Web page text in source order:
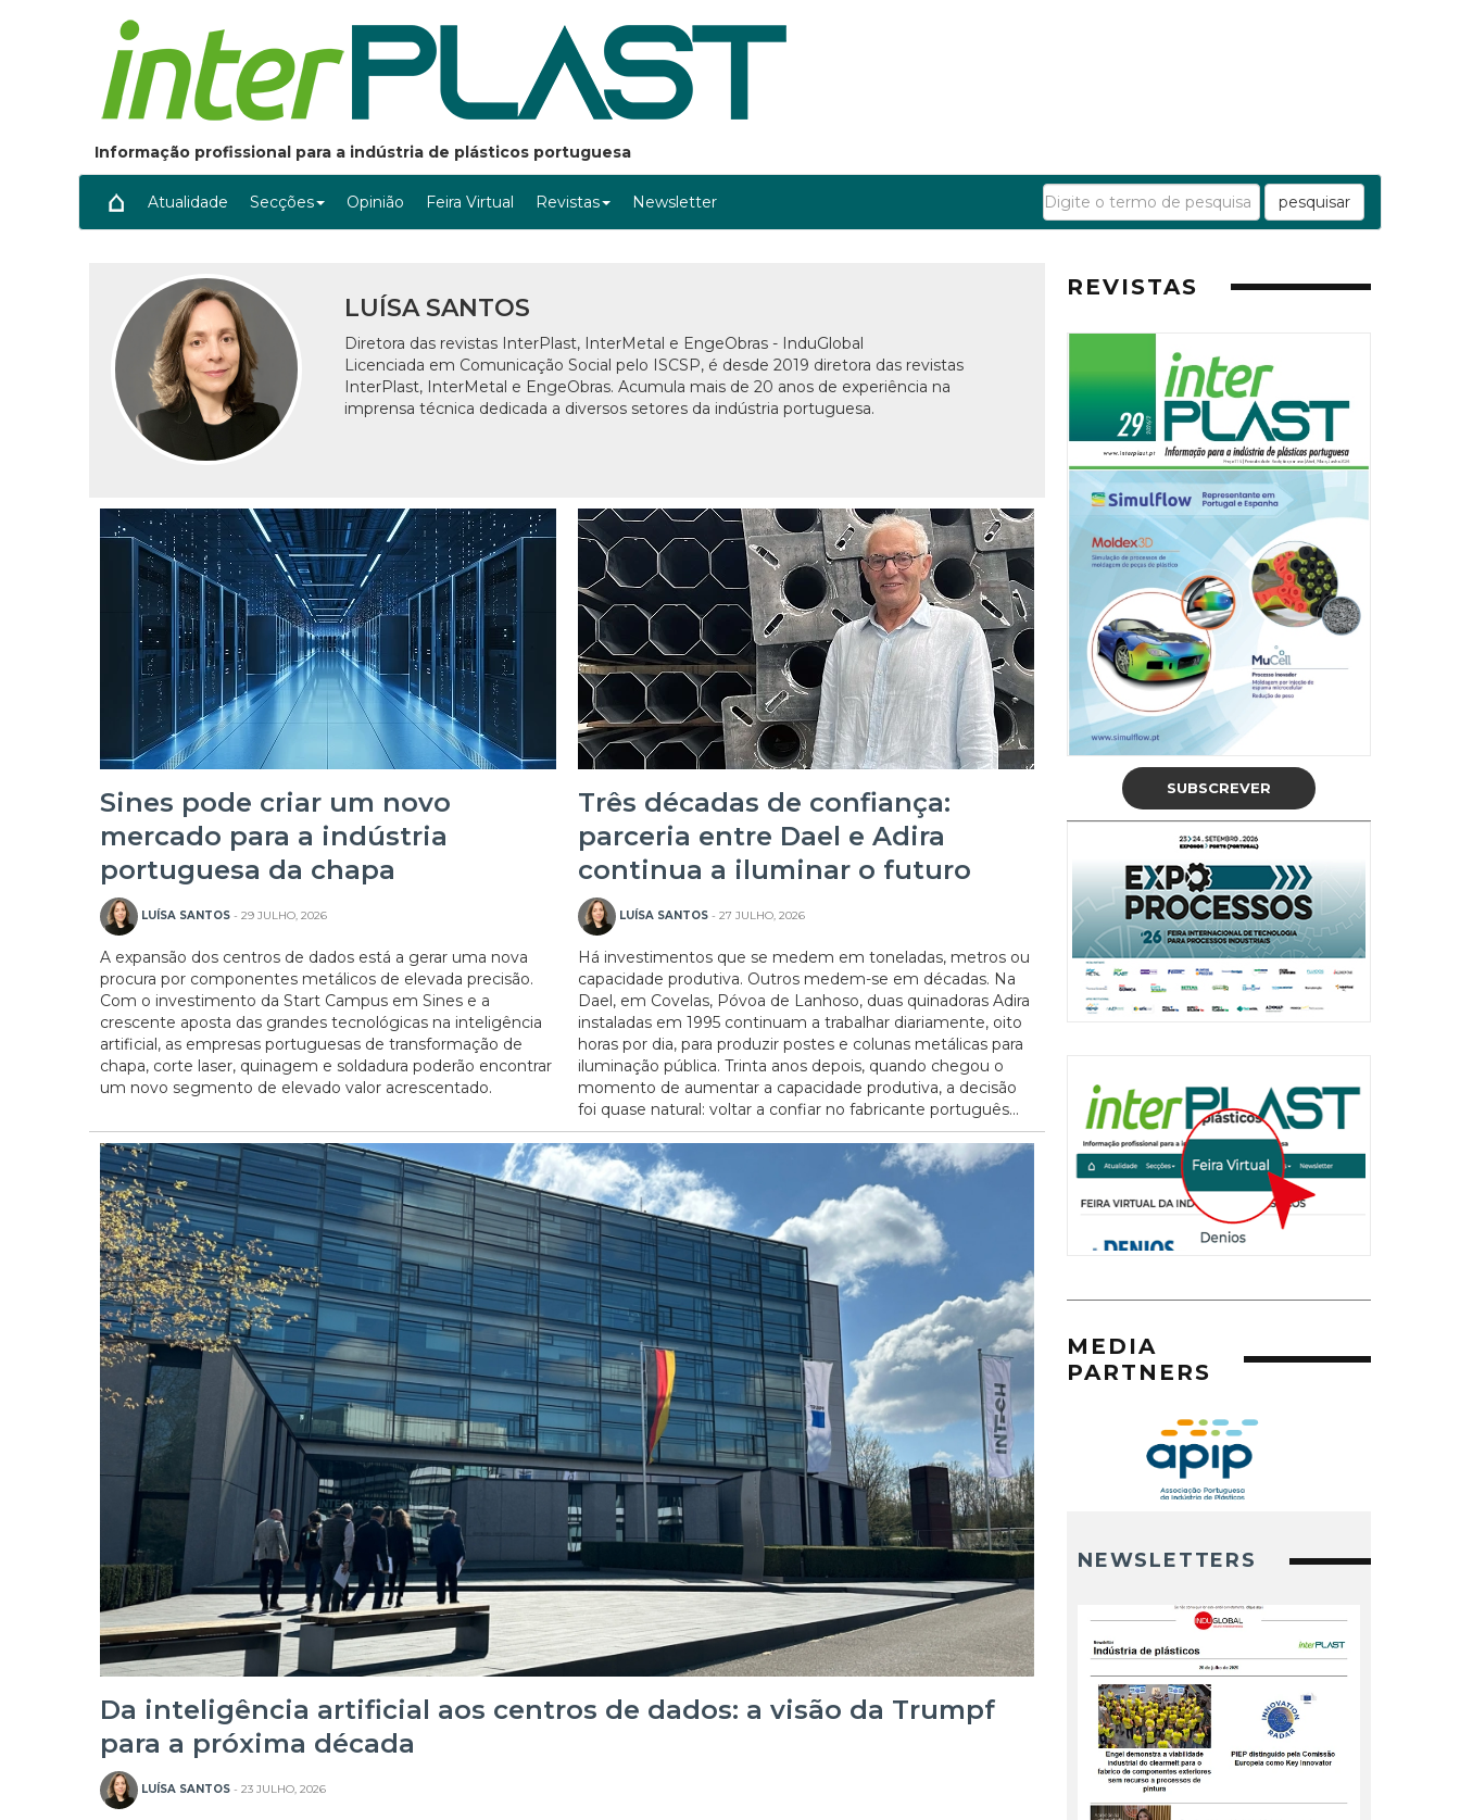
Informação profissional para a indústria de plásticos portuguesa
Atualidade Secções Opinião Feira Virtual Revistas Newsletter pesquisar
LUÍSA SANTOS
Diretora das revistas InterPlast, InterMetal e EngeObras - InduGlobal
Licenciada em Comunicação Social pelo ISCSP, é desde 2019 diretora das revistas
InterPlast, InterMetal e EngeObras. Acumula mais de 20 anos de experiência na
imprensa técnica dedicada a diversos setores da indústria portuguesa.
Sines pode criar um novo
mercado para a indústria
portuguesa da chapa
LUÍSA SANTOS - 29 JULHO, 2026
A expansão dos centros de dados está a gerar uma nova
procura por componentes metálicos de elevada precisão.
Com o investimento da Start Campus em Sines e a
crescente aposta das grandes tecnológicas na inteligência
artificial, as empresas portuguesas de transformação de
chapa, corte laser, quinagem e soldadura poderão encontrar
um novo segmento de elevado valor acrescentado.
Três décadas de confiança:
parceria entre Dael e Adira
continua a iluminar o futuro
LUÍSA SANTOS - 27 JULHO, 2026
Há investimentos que se medem em toneladas, metros ou
capacidade produtiva. Outros medem-se em décadas. Na
Dael, em Covelas, Póvoa de Lanhoso, duas quinadoras Adira
instaladas em 1995 continuam a trabalhar diariamente, oito
horas por dia, para produzir postes e colunas metálicas para
iluminação pública. Trinta anos depois, quando chegou o
momento de aumentar a capacidade produtiva, a decisão
foi quase natural: voltar a confiar no fabricante português...
Da inteligência artificial aos centros de dados: a visão da Trumpf
para a próxima década
LUÍSA SANTOS - 23 JULHO, 2026
REVISTAS
SUBSCREVER
MEDIA
PARTNERS
NEWSLETTERS